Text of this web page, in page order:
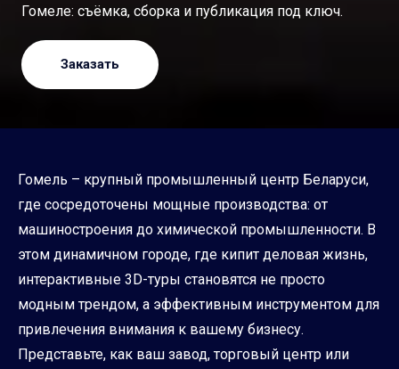
Гомеле: съёмка, сборка и публикация под ключ.
Заказать
Гомель – крупный промышленный центр Беларуси,
где сосредоточены мощные производства: от
машиностроения до химической промышленности. В
этом динамичном городе, где кипит деловая жизнь,
интерактивные 3D-туры становятся не просто
модным трендом, а эффективным инструментом для
привлечения внимания к вашему бизнесу.
Представьте, как ваш завод, торговый центр или